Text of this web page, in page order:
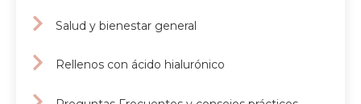
Salud y bienestar general
Rellenos con ácido hialurónico